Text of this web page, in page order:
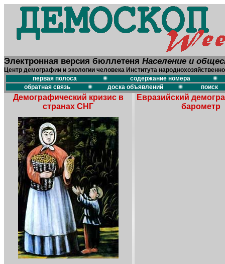
Электронная версия бюллетеня Население и
Центр демографии и экологии человека Института
первая полоса
содержание номера
обратная связь
доска объявлений поиск
Демографический кризис в
странах СНГ
Евразийский
барометр